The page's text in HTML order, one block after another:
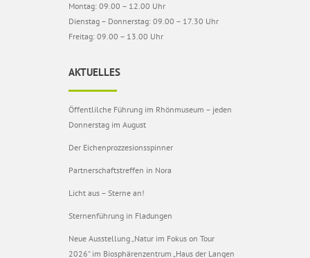
Montag: 09.00 – 12.00 Uhr
Dienstag – Donnerstag: 09.00 – 17.30 Uhr
Freitag: 09.00 – 13.00 Uhr
AKTUELLES
Öffentlilche Führung im Rhönmuseum – jeden
Donnerstag im August
Der Eichenprozzesionsspinner
Partnerschaftstreffen in Nora
Licht aus – Sterne an!
Sternenführung in Fladungen
Neue Ausstellung „Natur im Fokus on Tour
2026“ im Biosphärenzentrum „Haus der Langen